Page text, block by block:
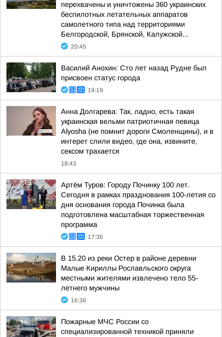
перехвачены и уничтожены 360 украинских
беспилотных летательных аппаратов
самолетного типа над территориями
Белгородской, Брянской, Калужской...
20:45
Василий Анохин: Сто лет назад Рудне был
присвоен статус города
19:19
Анна Долгарева: Так, ладно, есть такая
украинская вельми патриотичная певица
Alyosha (не помнит дороги Смоленщины), и в
интерет слили видео, где она, извините,
сексом трахается
18:43
Артём Туров: Городу Починку 100 лет.
Сегодня в рамках празднования 100-летия со
дня основания города Починка была
подготовлена масштабная торжественная
программа
17:36
В 15.20 из реки Остер в районе деревни
Малые Кириллы Рославльского округа
местными жителями извлечено тело 55-
летнего мужчины
16:36
Пожарные МЧС России со
специализированной техникой приняли